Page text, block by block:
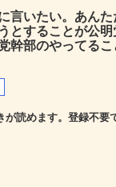
いたい。あん
とすることが公
幹部のやってる
が読めます。登録不要